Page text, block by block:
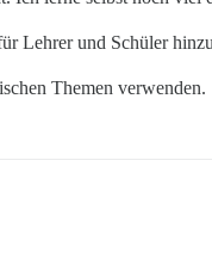
Lehrer und Schüler
Themen verwenden.